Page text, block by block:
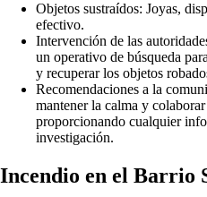
Objetos sustraídos: Joyas,
efectivo.
Intervención de las
un operativo de búsqueda
y recuperar los objetos
Recomendaciones a la
mantener la calma y
proporcionando cualquier
investigación.
Incendio en el Barrio